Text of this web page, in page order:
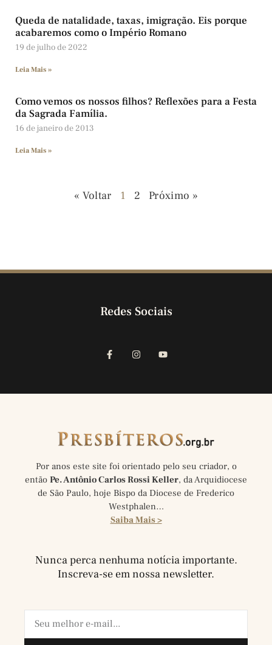
Queda de natalidade, taxas, imigração. Eis porque
acabaremos como o Império Romano
19 de julho de 2022
Leia Mais »
Como vemos os nossos filhos? Reflexões para a Festa
da Sagrada Família.
16 de janeiro de 2013
Leia Mais »
« Voltar 1 2 Próximo »
Redes Sociais
Por anos este site foi orientado pelo seu criador, o
então Pe. Antônio Carlos Rossi Keller, da Arquidiocese
de São Paulo, hoje Bispo da Diocese de Frederico
Westphalen…
Saiba Mais >
Nunca perca nenhuma notícia importante.
Inscreva-se em nossa newsletter.